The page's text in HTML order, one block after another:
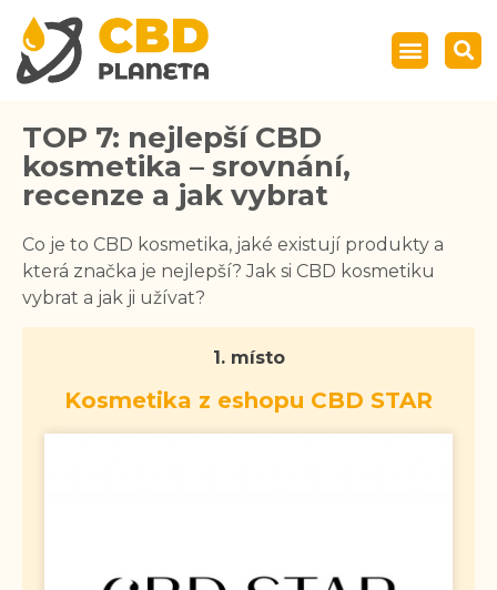
TOP 7: nejlepší CBD
kosmetika – srovnání,
recenze a jak vybrat
Co je to CBD kosmetika, jaké existují produkty a
která značka je nejlepší? Jak si CBD kosmetiku
vybrat a jak ji užívat?
1. místo
Kosmetika z eshopu CBD STAR